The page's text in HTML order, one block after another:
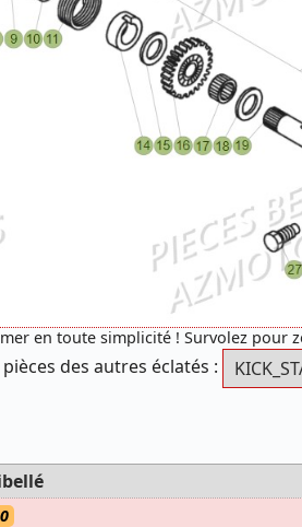
en toute simplicité ! Survolez pour
pièces des autres éclatés :